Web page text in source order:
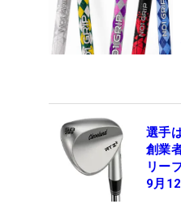
選手
創業
リー
9月